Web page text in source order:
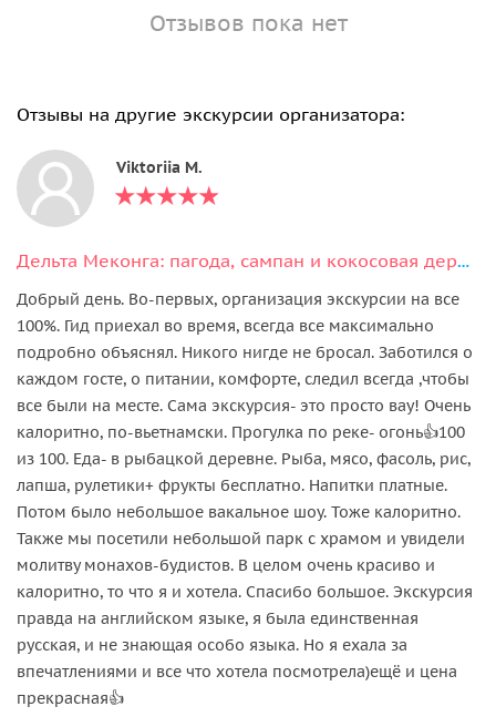
Отзывов пока нет
Отзывы на другие экскурсии организатора:
Viktoriia M.
Дельта Меконга: пагода, сампан и кокосовая деревня
Добрый день. Во-первых, организация экскурсии на все
100%. Гид приехал во время, всегда все максимально
подробно объяснял. Никого нигде не бросал. Заботился о
каждом госте, о питании, комфорте, следил всегда ,чтобы
все были на месте. Сама экскурсия- это просто вау! Очень
калоритно, по-вьетнамски. Прогулка по реке- огонь👍100
из 100. Еда- в рыбацкой деревне. Рыба, мясо, фасоль, рис,
лапша, рулетики+ фрукты бесплатно. Напитки платные.
Потом было небольшое вакальное шоу. Тоже калоритно.
Также мы посетили небольшой парк с храмом и увидели
молитву монахов-будистов. В целом очень красиво и
калоритно, то что я и хотела. Спасибо большое. Экскурсия
правда на английском языке, я была единственная
русская, и не знающая особо языка. Но я ехала за
впечатлениями и все что хотела посмотрела)ещё и цена
прекрасная👍